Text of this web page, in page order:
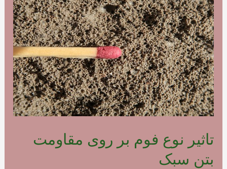
فوم
بتن
پلیمری
تاثیر نوع فوم بر روی مقاومت
بتن سبک